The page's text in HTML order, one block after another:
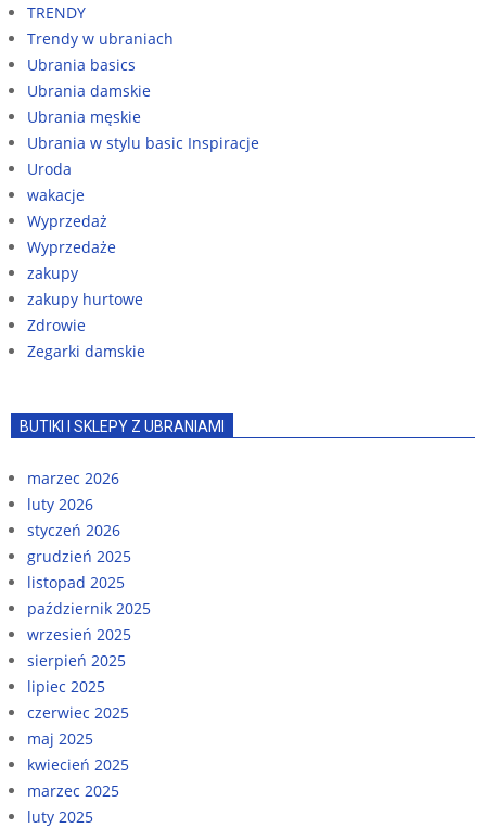
TRENDY
Trendy w ubraniach
Ubrania basics
Ubrania damskie
Ubrania męskie
Ubrania w stylu basic Inspiracje
Uroda
wakacje
Wyprzedaż
Wyprzedaże
zakupy
zakupy hurtowe
Zdrowie
Zegarki damskie
BUTIKI I SKLEPY Z UBRANIAMI
marzec 2026
luty 2026
styczeń 2026
grudzień 2025
listopad 2025
październik 2025
wrzesień 2025
sierpień 2025
lipiec 2025
czerwiec 2025
maj 2025
kwiecień 2025
marzec 2025
luty 2025